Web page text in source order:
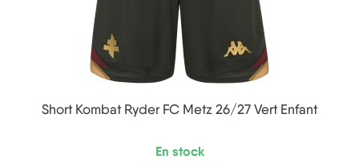
Short Kombat Ryder FC Metz 26/27 Vert Enfant
En stock